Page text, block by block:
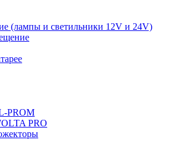
(лампы и светильники 12V и 24V)
PROM
PRO